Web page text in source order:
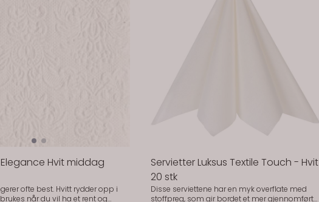
Hvit middag
ofte best. Hvitt rydder opp i
Servietter Luksus Textile Touch - Hvit
20 stk
Disse serviettene har en myk overflate med
stoffpreg, som gir bordet et mer gjennomført